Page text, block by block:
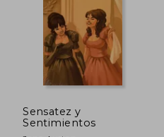
5%
dcto.
Sensatez y
Sentimientos